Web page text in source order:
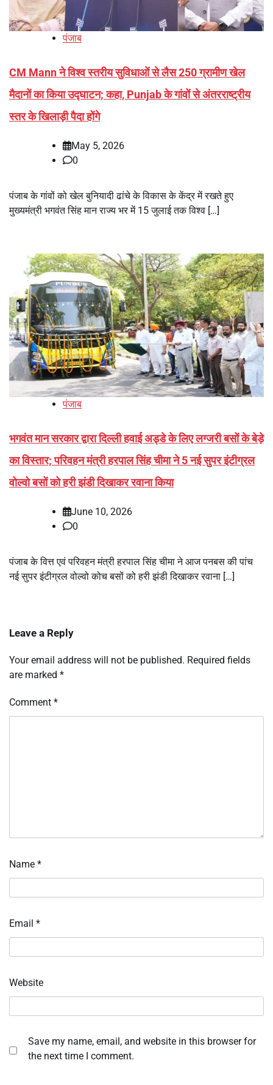
पंजाब
CM Mann ने विश्व स्तरीय सुविधाओं से लैस 250 ग्रामीण खेल
मैदानों का किया उद्घाटन; कहा, Punjab के गांवों से अंतरराष्ट्रीय
स्तर के खिलाड़ी पैदा होंगे
May 5, 2026
0
पंजाब के गांवों को खेल बुनियादी ढांचे के विकास के केंद्र में रखते हुए
मुख्यमंत्री भगवंत सिंह मान राज्य भर में 15 जुलाई तक विश्व […]
पंजाब
भगवंत मान सरकार द्वारा दिल्ली हवाई अड्डे के लिए लग्जरी बसों के बेड़े
का विस्तार; परिवहन मंत्री हरपाल सिंह चीमा ने 5 नई सुपर इंटीग्रल
वोल्वो बसों को हरी झंडी दिखाकर रवाना किया
June 10, 2026
0
पंजाब के वित्त एवं परिवहन मंत्री हरपाल सिंह चीमा ने आज पनबस की पांच
नई सुपर इंटीग्रल वोल्वो कोच बसों को हरी झंडी दिखाकर रवाना […]
Leave a Reply
Your email address will not be published. Required fields
are marked *
Comment *
Name *
Email *
Website
Save my name, email, and website in this browser for
the next time I comment.